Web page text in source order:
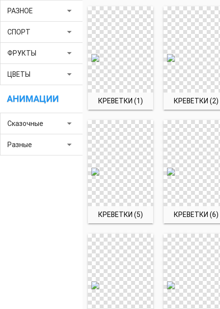
РАЗНОЕ arrow_drop_down
СПОРТ arrow_drop_down
ФРУКТЫ arrow_drop_down
ЦВЕТЫ arrow_drop_down
АНИМАЦИИ
Сказочные arrow_drop_down
Разные arrow_drop_down
КРЕВЕТКИ (1) КРЕВЕТКИ (2)
КРЕВЕТКИ (5) КРЕВЕТКИ (6)